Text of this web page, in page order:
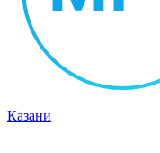
Казани